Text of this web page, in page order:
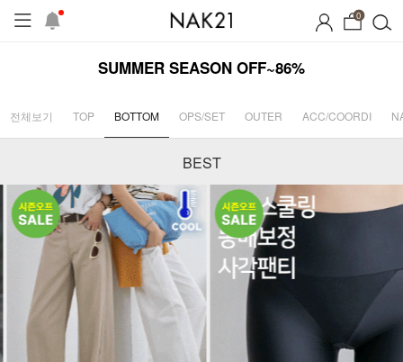
0
SUMMER SEASON OFF~86%
전체보기 TOP BOTTOM OPS/SET OUTER ACC/COORDI
BEST